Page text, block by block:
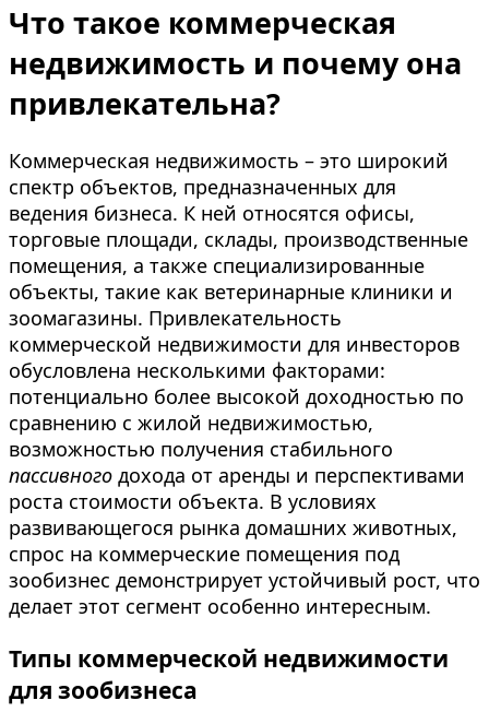
Что такое коммерческая
недвижимость и почему она
привлекательна?
Коммерческая недвижимость – это широкий
спектр объектов, предназначенных для
ведения бизнеса. К ней относятся офисы,
торговые площади, склады, производственные
помещения, а также специализированные
объекты, такие как ветеринарные клиники и
зоомагазины. Привлекательность
коммерческой недвижимости для инвесторов
обусловлена несколькими факторами:
потенциально более высокой доходностью по
сравнению с жилой недвижимостью,
возможностью получения стабильного
пассивного дохода от аренды и перспективами
роста стоимости объекта. В условиях
развивающегося рынка домашних животных,
спрос на коммерческие помещения под
зообизнес демонстрирует устойчивый рост, что
делает этот сегмент особенно интересным.
Типы коммерческой недвижимости
для зообизнеса